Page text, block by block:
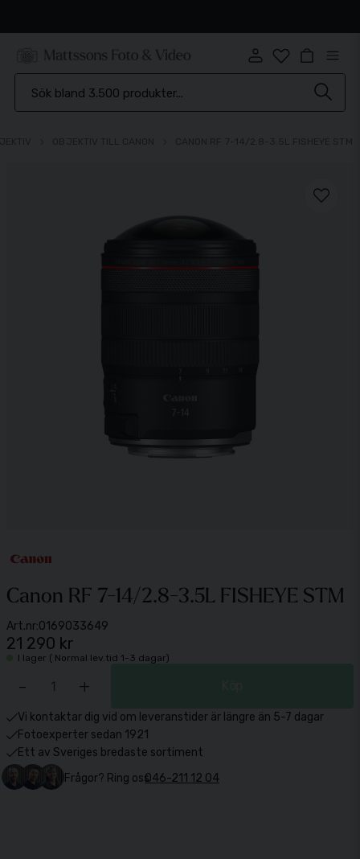
Canon RF 7-14/2.8-3.5L FISHEYE STM
Art.nr:0169033649
21 290 kr
I lager ( Normal lev.tid 1-3 dagar)
- +
Vi kontaktar dig vid om leveranstider är längre än 5-7 dagar
Fotoexperter sedan 1921
Ett av Sveriges bredaste sortiment
Frågor? Ring oss046-211 12 04